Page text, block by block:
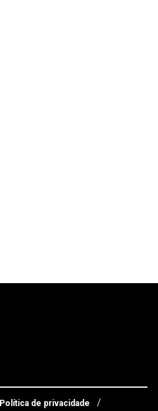
Política de privacidade